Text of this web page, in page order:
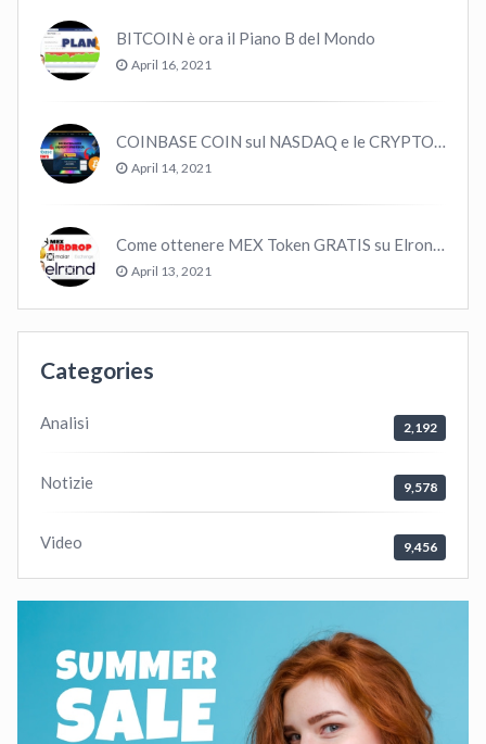
BITCOIN è ora il Piano B del Mondo
April 16, 2021
COINBASE COIN sul NASDAQ e le CRYPTO volano!
April 14, 2021
Come ottenere MEX Token GRATIS su Elrond ?
April 13, 2021
Categories
Analisi 2,192
Notizie 9,578
Video 9,456